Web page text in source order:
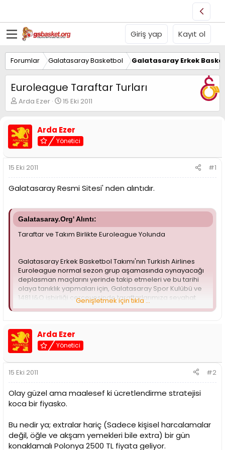
Giriş yap Kayıt ol
Forumlar Galatasaray Basketbol Galatasaray Erkek
Euroleague Taraftar Turları
K
o
u
y
u
B
a
ş
a
a
n
Arda Ezer
B
a
l
a
n
g
a
i
h
i
15 Eki 2011
Arda Ezer
Yönetici
15 Eki 2011 #1
Galatasaray Resmi Sitesi' nden alıntıdır.
Galatasaray.Org' Alıntı:
Taraftar ve Takım Birlikte Euroleague Yolunda
Galatasaray Erkek Basketbol Takımı'nın Turkish Airlines
Euroleague normal sezon grup aşamasında oynayacağı
deplasman maçlarını yerinde takip etmeleri ve bu tarihi
olaya tanıklık yapmaları için, Galatasaray Spor Kulübü ve
1481 I&O işbirliği çerçevesinde taraftarlarımıza seyahat
organizasyonu düzenleniyor.
Polonya'dan Asseco Prokom karşısına 19 Ekim Çarşamba
saat 20.45'te çıkacağı Euroleague D Grubu birinci
maçında gerçekleşecek.
İrtibat için telefon: 0212 261 39 39
Program:
18.10.2011 Salı
önünde saat 10.00’da yetkililerle buluşma. Bilet, bagaj
işlemlerinden sonra Gdansk’a Türk Hava Yolları TK 3041
özel seferi ile saat 11.50’de hareket. Varışı takiben
Genişletmek için tıkla ...
Arda Ezer
Yönetici
15 Eki 2011 #2
Olay güzel ama maalesef ki ücretlendirme stratejisi
koca bir fiyasko.
Bu nedir ya; extralar hariç (Sadece kişisel harcalamalar
değil, öğle ve akşam yemekleri bile extra) bir gün
konaklamalı Polonya 2500 TL fiyata geliyor.